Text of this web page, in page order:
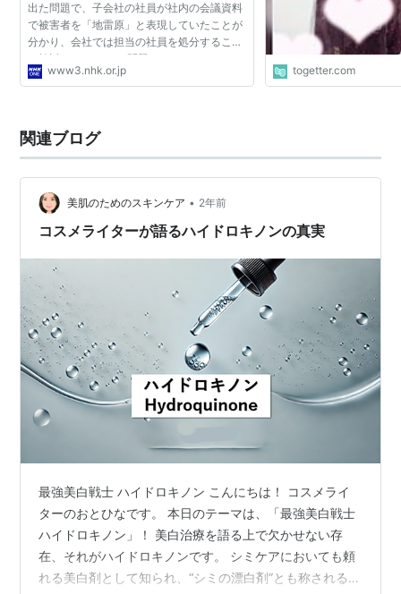
出た問題で、子会社の社員が社内の会議資料
で被害者を「地雷原」と表現していたことが
分かり、会社では担当の社員を処分すること
を検討しています。 問題となっているのは、
カネボウ化粧品の子会社「カネボウ化粧品販
www3.nhk.or.jp togetter.com
関連ブログ
美肌のためのスキンケア • 2年前
コスメライターが語るハイドロキノンの真実
最強美白戦士 ハイドロキノン こんにちは！ コスメライ
ターのおとひなです。 本日のテーマは、「最強美白戦士
ハイドロキノン」！ 美白治療を語る上で欠かせない存
在、それがハイドロキノンです。 シミケアにおいても頼
れる美白剤として知られ、“シミの漂白剤”とも称されるほ